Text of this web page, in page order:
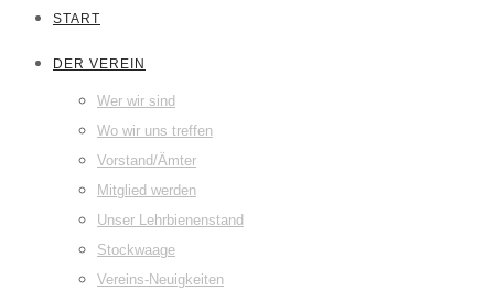
START
DER VEREIN
Wer wir sind
Wo wir uns treffen
Vorstand/Ämter
Mitglied werden
Unser Lehrbienenstand
Stockwaage
Vereins-Neuigkeiten